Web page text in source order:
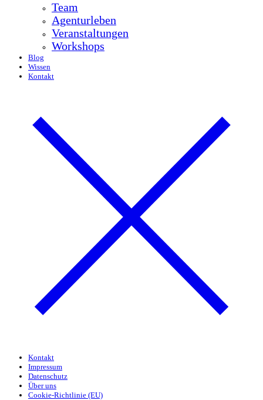
Team
Agenturleben
Veranstaltungen
Workshops
Blog
Wissen
Kontakt
Kontakt
Impressum
Datenschutz
Über uns
Cookie-Richtlinie (EU)